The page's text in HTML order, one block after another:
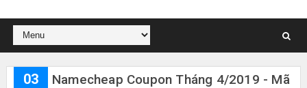
03
Namecheap Coupon Tháng 4/2019 - Mã